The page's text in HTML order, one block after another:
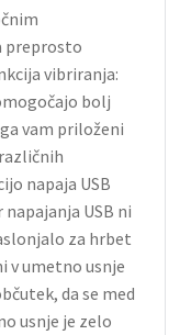
preprosto
vibriranja:
bolj
vam priloženi
napaja USB
USB ni
za hrbet
v umetno usnje
da se med
usnje je zelo